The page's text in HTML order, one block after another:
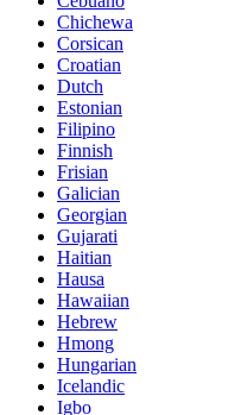
Chichewa
Corsican
Croatian
Dutch
Estonian
Filipino
Finnish
Frisian
Galician
Georgian
Gujarati
Haitian
Hausa
Hawaiian
Hebrew
Hmong
Hungarian
Icelandic
Igbo